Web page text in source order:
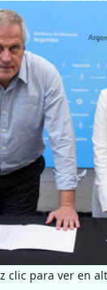
clic para ver en